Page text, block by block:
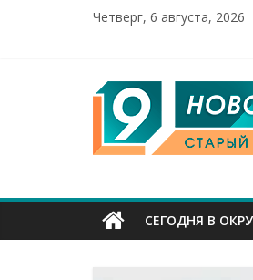
Четверг, 6 августа, 2026
9
Канал
Старый
Оскол
СЕГОДНЯ В